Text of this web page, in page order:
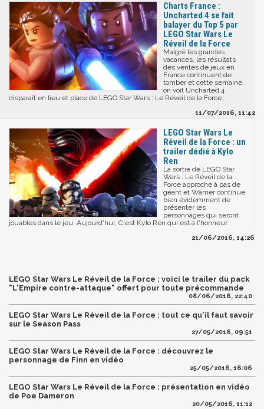
Charts France :
Uncharted 4 se fait
balayer du Top 5 par
LEGO Star Wars Le
Réveil de la Force
Malgré les grandes
vacances, les résultats
des ventes de jeux en
France continuent de
tomber et cette semaine,
on voit Uncharted 4
disparaît en lieu et place de LEGO Star Wars : Le Réveil de la Force.
11/07/2016, 11:42
LEGO Star Wars Le
Réveil de la Force : un
trailer dédié à Kylo
Ren
La sortie de LEGO Star
Wars : Le Réveil de la
Force approche à pas de
géant et Warner continue
bien évidemment de
présenter les
personnages qui seront
jouables dans le jeu. Aujourd'hui, C'est Kylo Ren qui est à l'honneur.
21/06/2016, 14:26
LEGO Star Wars Le Réveil de la Force : voici le trailer du pack
"L'Empire contre-attaque" offert pour toute précommande
08/06/2016, 22:40
LEGO Star Wars Le Réveil de la Force : tout ce qu'il faut savoir
sur le Season Pass
27/05/2016, 09:51
LEGO Star Wars Le Réveil de la Force : découvrez le
personnage de Finn en vidéo
25/05/2016, 16:06
LEGO Star Wars Le Réveil de la Force : présentation en vidéo
de Poe Dameron
20/05/2016, 11:12